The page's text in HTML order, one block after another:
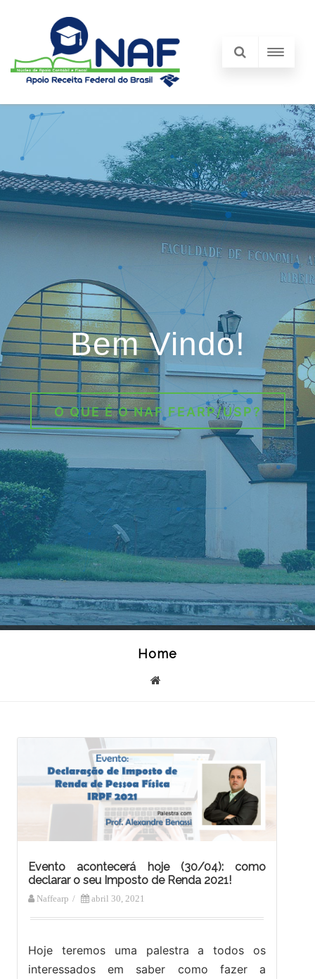
Bem Vindo!
O QUE É O NAF FEARP/USP?
Home
Evento acontecerá hoje (30/04): como
declarar o seu Imposto de Renda 2021!
Naffearp / abril 30, 2021
Hoje teremos uma palestra a todos os
interessados em saber como fazer a